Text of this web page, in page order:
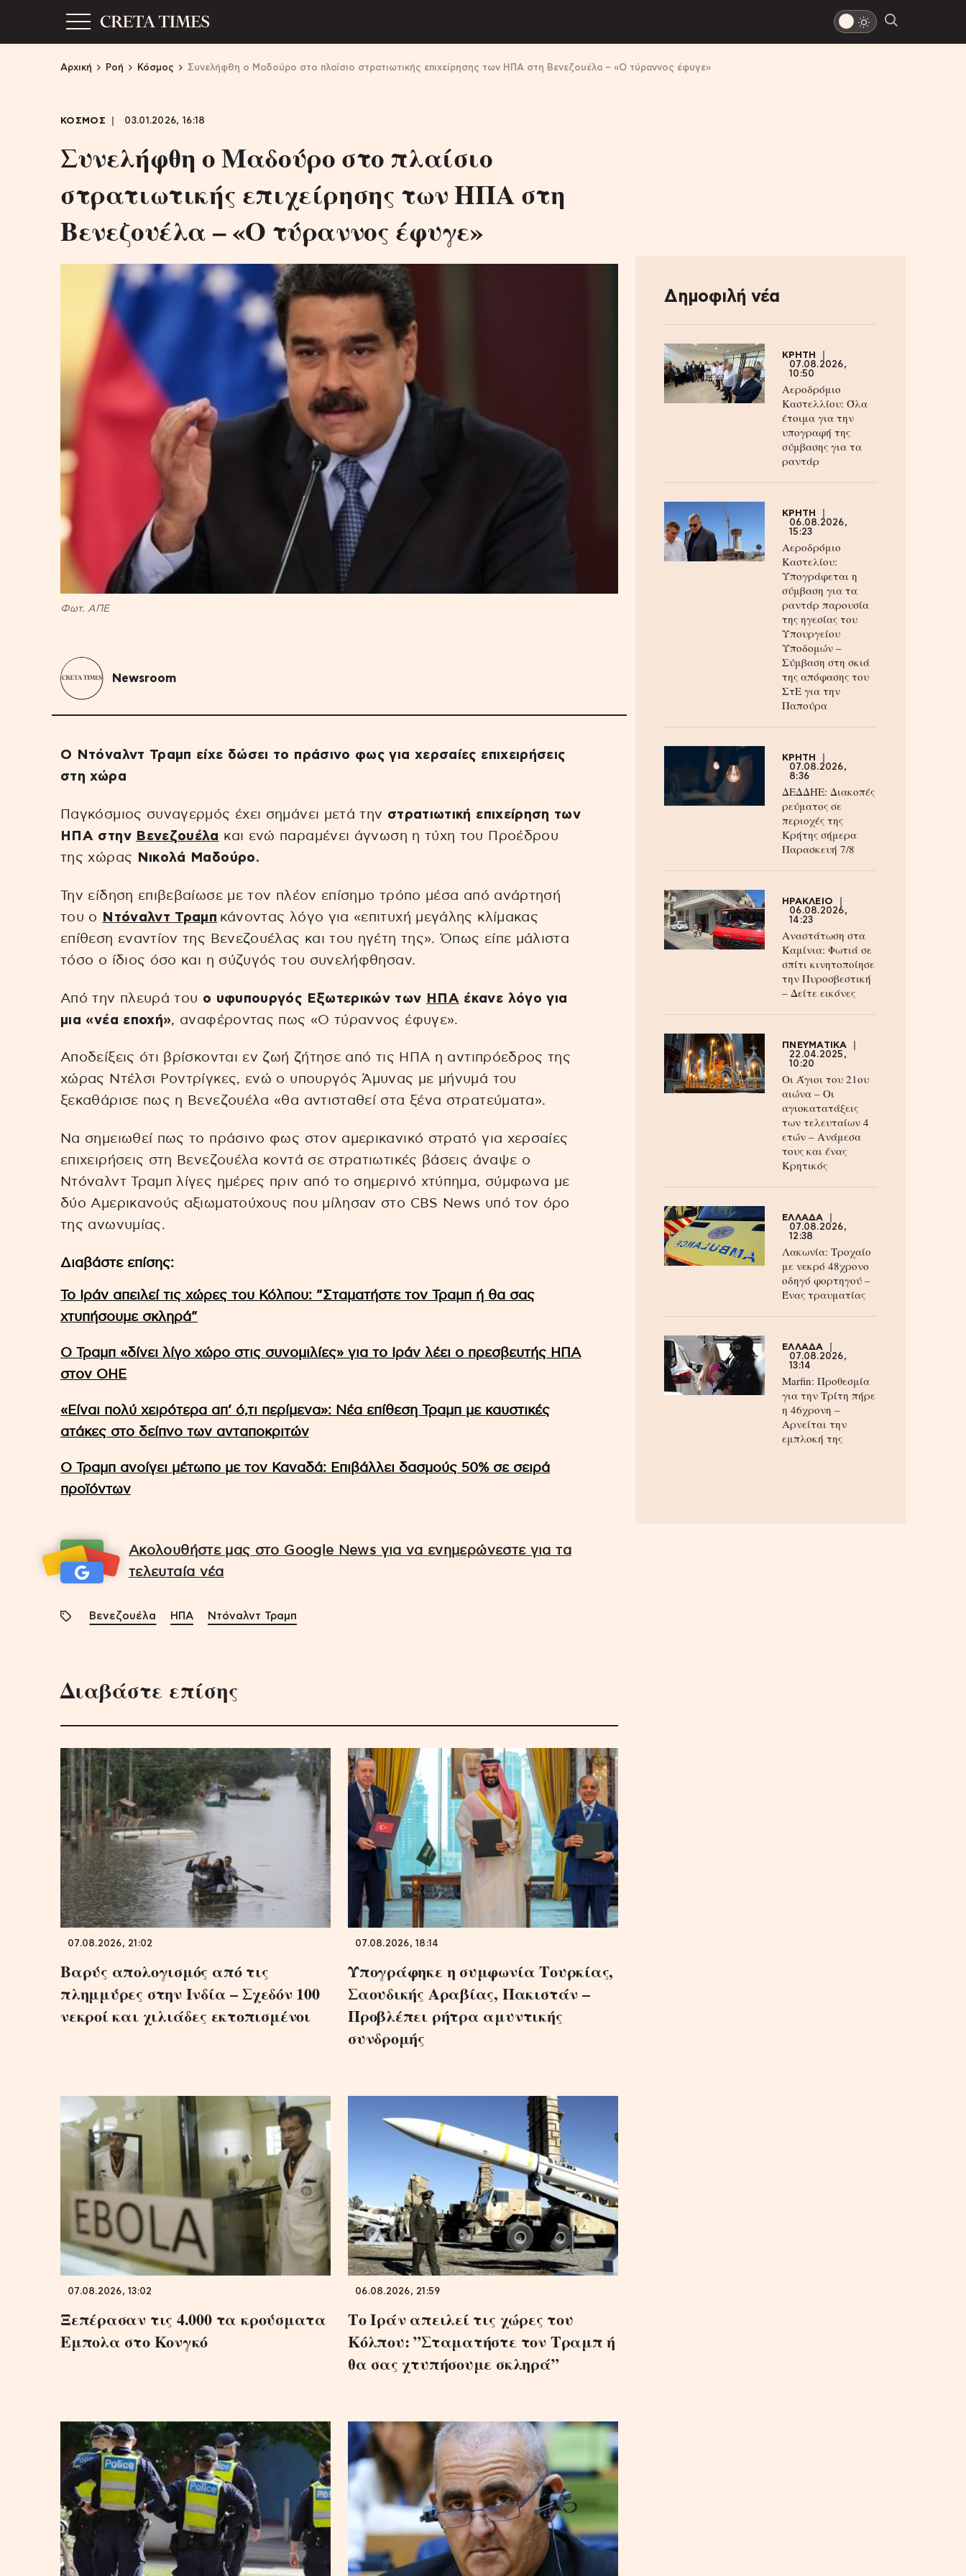
Αρχική Ροή Κόσμος Συνελήφθη ο Μαδούρο στο πλαίσιο στρατιωτικής επιχείρησης των ΗΠΑ στη Βενεζουέλα – «Ο τύραννος έφυγε»
ΚΟΣΜΟΣ 03.01.2026, 16:18
Συνελήφθη ο Μαδούρο στο πλαίσιο
στρατιωτικής επιχείρησης των ΗΠΑ στη
Βενεζουέλα – «Ο τύραννος έφυγε»
Φωτ. ΑΠΕ
Newsroom
Ο Ντόναλντ Τραμπ είχε δώσει το πράσινο φως για χερσαίες επιχειρήσεις
στη χώρα
Παγκόσμιος συναγερμός έχει σημάνει μετά την στρατιωτική επιχείρηση των
ΗΠΑ στην Βενεζουέλα και ενώ παραμένει άγνωση η τύχη του Προέδρου
της χώρας
Νικολά Μαδούρο.
Την είδηση επιβεβαίωσε με τον πλέον επίσημο τρόπο μέσα από ανάρτησή
του ο
Ντόναλντ Τραμπ κάνοντας λόγο για «επιτυχή μεγάλης κλίμακας
επίθεση εναντίον της Βενεζουέλας και του ηγέτη της». Όπως είπε μάλιστα
τόσο ο ίδιος όσο και η σύζυγός του συνελήφθησαν.
Από την πλευρά του ο υφυπουργός Εξωτερικών των ΗΠΑ έκανε λόγο για
μια «νέα εποχή», αναφέροντας πως «Ο τύραννος έφυγε».
Αποδείξεις ότι βρίσκονται εν ζωή ζήτησε από τις ΗΠΑ η αντιπρόεδρος της
χώρας Ντέλσι Ροντρίγκες, ενώ ο υπουργός Άμυνας με μήνυμά του
ξεκαθάρισε πως η Βενεζουέλα «θα αντισταθεί στα ξένα στρατεύματα».
Να σημειωθεί πως το πράσινο φως στον αμερικανικό στρατό για χερσαίες
επιχειρήσεις στη Βενεζουέλα κοντά σε στρατιωτικές βάσεις άναψε ο
Ντόναλντ Τραμπ λίγες ημέρες πριν από το σημερινό χτύπημα, σύμφωνα με
δύο Αμερικανούς αξιωματούχους που μίλησαν στο CBS News υπό τον όρο
της ανωνυμίας.
Διαβάστε επίσης:
Το Ιράν απειλεί τις χώρες του Κόλπου: ”Σταματήστε τον Τραμπ ή θα σας
χτυπήσουμε σκληρά”
Ο Τραμπ «δίνει λίγο χώρο στις συνομιλίες» για το Ιράν λέει ο πρεσβευτής ΗΠΑ
στον ΟΗΕ
«Είναι πολύ χειρότερα απ’ ό,τι περίμενα»: Νέα επίθεση Τραμπ με καυστικές
ατάκες στο δείπνο των ανταποκριτών
Ο Τραμπ ανοίγει μέτωπο με τον Καναδά: Επιβάλλει δασμούς 50% σε σειρά
προϊόντων
Ακολουθήστε μας στο Google News για να ενημερώνεστε για τα
τελευταία νέα
Βενεζουέλα ΗΠΑ Ντόναλντ Τραμπ
Διαβάστε επίσης
07.08.2026, 21:02
Βαρύς απολογισμός από τις
πλημμύρες στην Ινδία – Σχεδόν 100
νεκροί και χιλιάδες εκτοπισμένοι
07.08.2026, 18:14
Υπογράφηκε η συμφωνία Τουρκίας,
Σαουδικής Αραβίας, Πακιστάν –
Προβλέπει ρήτρα αμυντικής
συνδρομής
07.08.2026, 13:02
Ξεπέρασαν τις 4.000 τα κρούσματα
Εμπολα στο Κονγκό
06.08.2026, 21:59
Το Ιράν απειλεί τις χώρες του
Κόλπου: ”Σταματήστε τον Τραμπ ή
θα σας χτυπήσουμε σκληρά”
Δημοφιλή νέα
ΚΡΗΤΗ
07.08.2026,
10:50
Αεροδρόμιο
Καστελλίου: Όλα
έτοιμα για την
υπογραφή της
σύμβασης για τα
ραντάρ
ΚΡΗΤΗ
06.08.2026,
15:23
Αεροδρόμιο
Καστελίου:
Υπογράφεται η
σύμβαση για τα
ραντάρ παρουσία
της ηγεσίας του
Υπουργείου
Υποδομών –
Σύμβαση στη σκιά
της απόφασης του
ΣτΕ για την
Παπούρα
ΚΡΗΤΗ
07.08.2026,
8:36
ΔΕΔΔΗΕ: Διακοπές
ρεύματος σε
περιοχές της
Κρήτης σήμερα
Παρασκευή 7/8
ΗΡΑΚΛΕΙΟ
06.08.2026,
14:23
Αναστάτωση στα
Καμίνια: Φωτιά σε
σπίτι κινητοποίησε
την Πυροσβεστική
– Δείτε εικόνες
ΠΝΕΥΜΑΤΙΚΑ
22.04.2025,
10:20
Οι Άγιοι του 21ου
αιώνα – Οι
αγιοκατατάξεις
των τελευταίων 4
ετών – Ανάμεσα
τους και ένας
Κρητικός
ΕΛΛΑΔΑ
07.08.2026,
12:38
Λακωνία: Τροχαίο
με νεκρό 48χρονο
οδηγό φορτηγού –
Ένας τραυματίας
ΕΛΛΑΔΑ
07.08.2026,
13:14
Marfin: Προθεσμία
για την Τρίτη πήρε
η 46χρονη –
Aρνείται την
εμπλοκή της